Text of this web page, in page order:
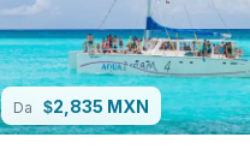
Da $2,835 MXN